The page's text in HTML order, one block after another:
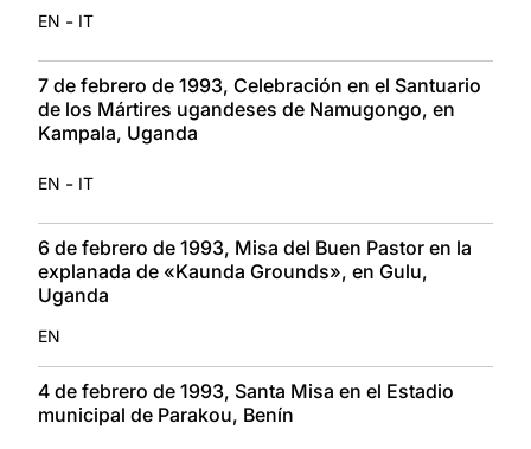
EN - IT
7 de febrero de 1993, Celebración en el Santuario
de los Mártires ugandeses de Namugongo, en
Kampala, Uganda
EN - IT
6 de febrero de 1993, Misa del Buen Pastor en la
explanada de «Kaunda Grounds», en Gulu,
Uganda
EN
4 de febrero de 1993, Santa Misa en el Estadio
municipal de Parakou, Benín